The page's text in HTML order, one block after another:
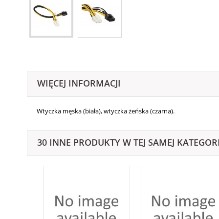
WIĘCEJ INFORMACJI
Wtyczka męska (biała), wtyczka żeńska (czarna).
30 INNE PRODUKTY W TEJ SAMEJ